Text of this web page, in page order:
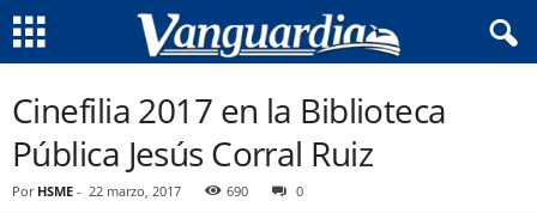
Cinefilia 2017 en la Biblioteca
Pública Jesús Corral Ruiz
Por HSME - 22 marzo, 2017 690 0